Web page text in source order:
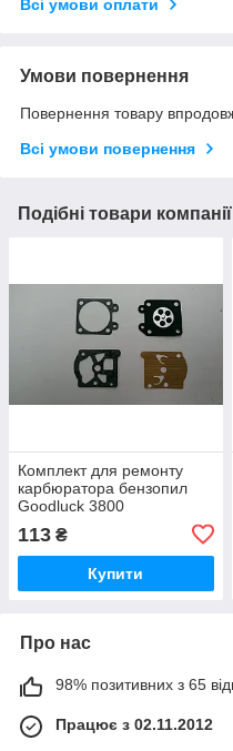
Всі умови оплати
Умови повернення
Повернення товару
Всі умови повернення
Подібні товари компанії
Комплект для ремонту
карбюратора бензопил
Goodluck 3800
113 ₴
Купити
Про нас
98% позитивних з 65
Працює з 02.11.2012